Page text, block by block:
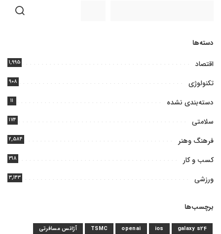
دسته‌ها
اقتصاد ۱,۹۹۵
تکنولوژی ۹۰۸
دسته‌بندی نشده ۱۱
سلامتی ۱۷۴
فرهنگ وهنر ۲,۵۸۴
کسب و کار ۳۱۸
ورزشی ۳,۱۴۳
برچسب‌ها
galaxy s24
ios
openai
TSMC
آژانس مسافرتی